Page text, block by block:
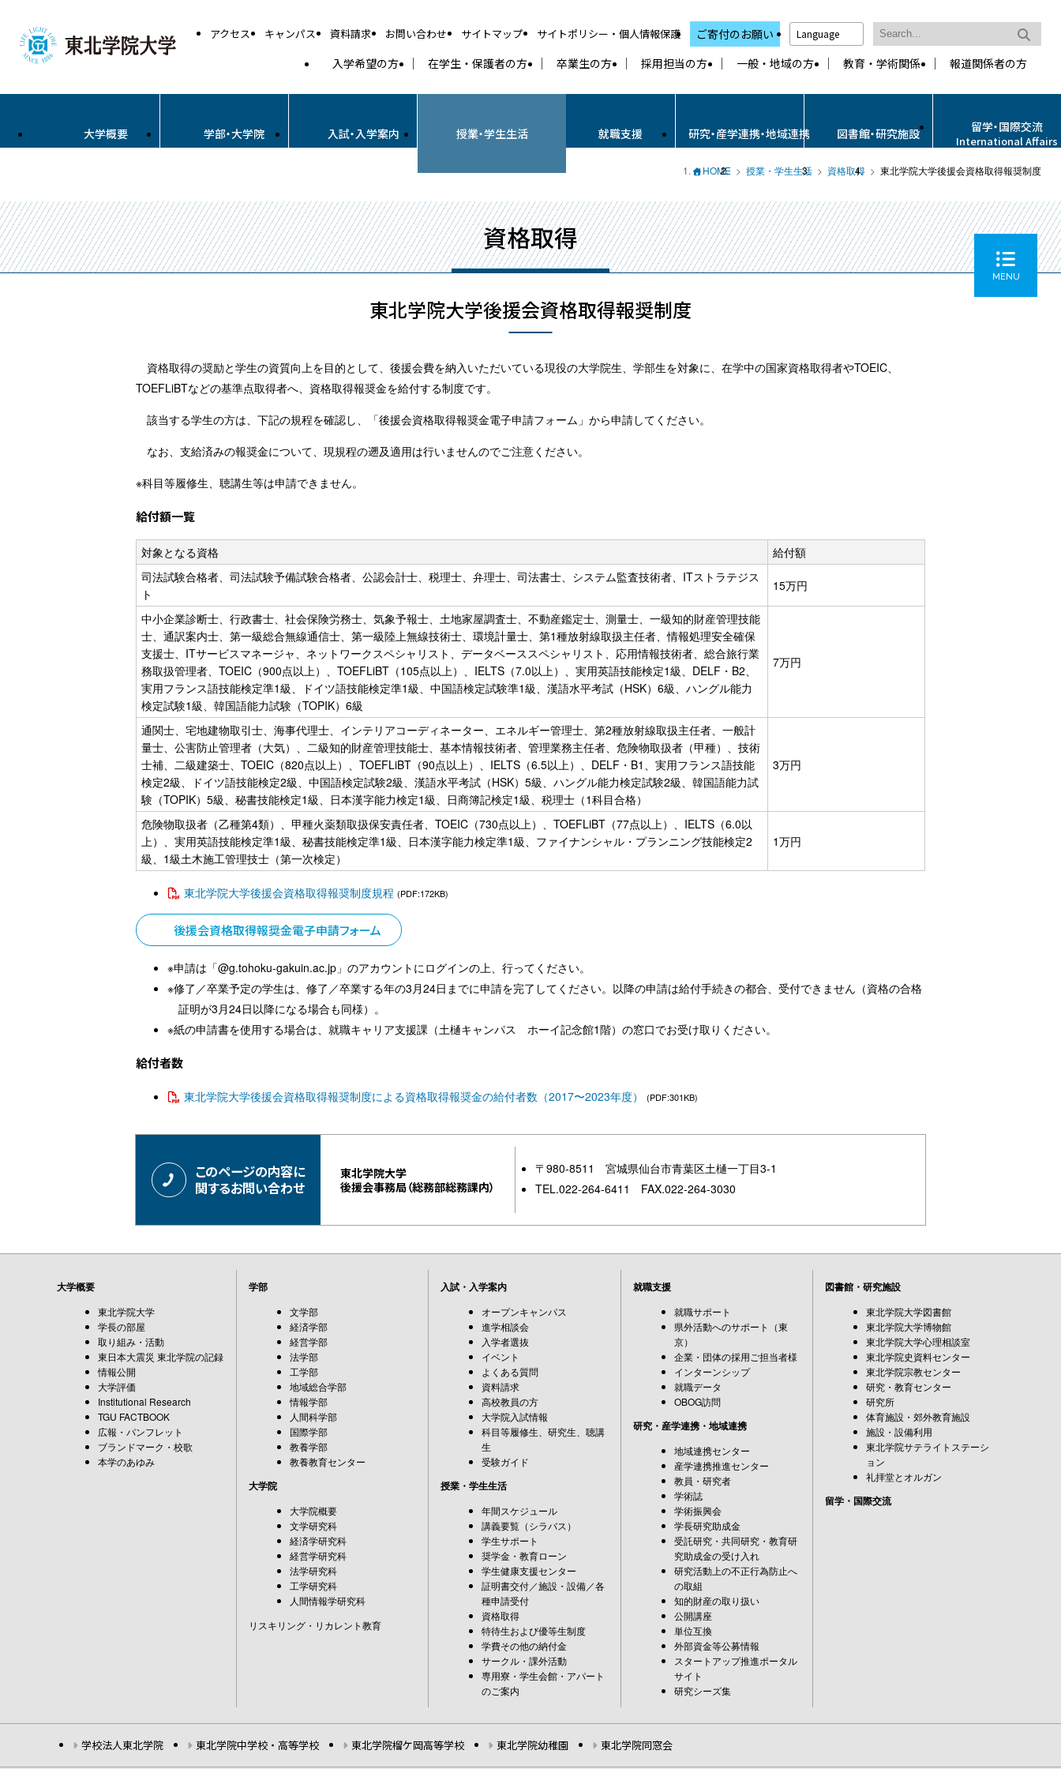
アクセス キャンパス 資料請求 お問い合わせ サイトマップ サイトポリシー・個人情報保護 ご寄付のお願い Language
入学希望の方 在学生・保護者の方 卒業生の方 採用担当の方 一般・地域の方 教育・学術関係 報道関係者の方
大学概要 学部・大学院 入試・入学案内 授業・学生生活 就職支援 研究・産学連携・地域連携 図書館・研究施設 留学・国際交流
International Affairs
HOME 授業・学生生活 資格取得 東北学院大学後援会資格取得報奨制度
資格取得
MENU
東北学院大学後援会資格取得報奨制度
資格取得の奨励と学生の資質向上を目的として、後援会費を納入いただいている現役の大学院生、学部生を対象に、在学中の国家資格取得者やTOEIC、
TOEFLiBTなどの基準点取得者へ、資格取得報奨金を給付する制度です。
該当する学生の方は、下記の規程を確認し、「後援会資格取得報奨金電子申請フォーム」から申請してください。
なお、支給済みの報奨金について、現規程の遡及適用は行いませんのでご注意ください。
※科目等履修生、聴講生等は申請できません。
給付額一覧
対象となる資格
給付額
司法試験合格者、司法試験予備試験合格者、公認会計士、税理士、弁理士、司法書士、システム監査技術者、ITストラテジス
ト
15万円
中小企業診断士、行政書士、社会保険労務士、気象予報士、土地家屋調査士、不動産鑑定士、測量士、一級知的財産管理技能
士、通訳案内士、第一級総合無線通信士、第一級陸上無線技術士、環境計量士、第1種放射線取扱主任者、情報処理安全確保
支援士、ITサービスマネージャ、ネットワークスペシャリスト、データベーススペシャリスト、応用情報技術者、総合旅行業
務取扱管理者、TOEIC（900点以上）、TOEFLiBT（105点以上）、IELTS（7.0以上）、実用英語技能検定1級、DELF・B2、
実用フランス語技能検定準1級、ドイツ語技能検定準1級、中国語検定試験準1級、漢語水平考試（HSK）6級、ハングル能力
検定試験1級、韓国語能力試験（TOPIK）6級
7万円
通関士、宅地建物取引士、海事代理士、インテリアコーディネーター、エネルギー管理士、第2種放射線取扱主任者、一般計
量士、公害防止管理者（大気）、二級知的財産管理技能士、基本情報技術者、管理業務主任者、危険物取扱者（甲種）、技術
士補、二級建築士、TOEIC（820点以上）、TOEFLiBT（90点以上）、IELTS（6.5以上）、DELF・B1、実用フランス語技能
検定2級、ドイツ語技能検定2級、中国語検定試験2級、漢語水平考試（HSK）5級、ハングル能力検定試験2級、韓国語能力試
験（TOPIK）5級、秘書技能検定1級、日本漢字能力検定1級、日商簿記検定1級、税理士（1科目合格）
3万円
危険物取扱者（乙種第4類）、甲種火薬類取扱保安責任者、TOEIC（730点以上）、TOEFLiBT（77点以上）、IELTS（6.0以
上）、実用英語技能検定準1級、秘書技能検定準1級、日本漢字能力検定準1級、ファイナンシャル・プランニング技能検定2
級、1級土木施工管理技士（第一次検定）
1万円
東北学院大学後援会資格取得報奨制度規程 (PDF:172KB)
後援会資格取得報奨金電子申請フォーム
※申請は「@g.tohoku-gakuin.ac.jp」のアカウントにログインの上、行ってください。
※修了／卒業予定の学生は、修了／卒業する年の3月24日までに申請を完了してください。以降の申請は給付手続きの都合、受付できません（資格の合格
証明が3月24日以降になる場合も同様）。
※紙の申請書を使用する場合は、就職キャリア支援課（土樋キャンパス ホーイ記念館1階）の窓口でお受け取りください。
給付者数
東北学院大学後援会資格取得報奨制度による資格取得報奨金の給付者数（2017〜2023年度） (PDF:301KB)
このページの内容に
関するお問い合わせ
東北学院大学
後援会事務局（総務部総務課内）
〒980-8511 宮城県仙台市青葉区土樋一丁目3-1
TEL.022-264-6411 FAX.022-264-3030
大学概要
東北学院大学
学長の部屋
取り組み・活動
東日本大震災 東北学院の記録
情報公開
大学評価
Institutional Research
TGU FACTBOOK
広報・パンフレット
ブランドマーク・校歌
本学のあゆみ
学部
文学部
経済学部
経営学部
法学部
工学部
地域総合学部
情報学部
人間科学部
国際学部
教養学部
教養教育センター
大学院
大学院概要
文学研究科
経済学研究科
経営学研究科
法学研究科
工学研究科
人間情報学研究科
リスキリング・リカレント教育
入試・入学案内
オープンキャンパス
進学相談会
入学者選抜
イベント
よくある質問
資料請求
高校教員の方
大学院入試情報
科目等履修生、研究生、聴講
生
受験ガイド
授業・学生生活
年間スケジュール
講義要覧（シラバス）
学生サポート
奨学金・教育ローン
学生健康支援センター
証明書交付／施設・設備／各
種申請受付
資格取得
特待生および優等生制度
学費その他の納付金
サークル・課外活動
専用寮・学生会館・アパート
のご案内
就職支援
就職サポート
県外活動へのサポート（東
京）
企業・団体の採用ご担当者様
インターンシップ
就職データ
OBOG訪問
研究・産学連携・地域連携
地域連携センター
産学連携推進センター
教員・研究者
学術誌
学術振興会
学長研究助成金
受託研究・共同研究・教育研
究助成金の受け入れ
研究活動上の不正行為防止へ
の取組
知的財産の取り扱い
公開講座
単位互換
外部資金等公募情報
スタートアップ推進ポータル
サイト
研究シーズ集
図書館・研究施設
東北学院大学図書館
東北学院大学博物館
東北学院大学心理相談室
東北学院史資料センター
東北学院宗教センター
研究・教育センター
研究所
体育施設・郊外教育施設
施設・設備利用
東北学院サテライトステーシ
ョン
礼拝堂とオルガン
留学・国際交流
学校法人東北学院 東北学院中学校・高等学校 東北学院榴ケ岡高等学校 東北学院幼稚園 東北学院同窓会